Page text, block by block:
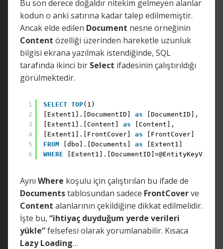
Bu son derece doğaldır nitekim gelmeyen alanlar
kodun o anki satırına kadar talep edilmemiştir.
Ancak elde edilen Document nesne örneğinin
Content özelliği üzerinden hareketle uzunluk
bilgisi ekrana yazılmak istendiğinde, SQL
tarafında ikinci bir Select ifadesinin çalıştırıldığı
görülmektedir.
1
2
3
4
5
6
SELECT TOP(1)
[Extent1].[DocumentID] as
[DocumentID],
[Extent1].[Content] as
[Content],
[Extent1].[FrontCover] as
[FrontCover]
FROM
[dbo].[Documents] as
[Extent1]
WHERE
[Extent1].[DocumentID]=@EntityKeyValue1
Aynı Where koşulu için çalıştırılan bu ifade de
Documentstablosundan sadece FrontCoverve
Content alanlarının çekildiğine dikkat edilmelidir.
İşte bu, “ihtiyaç duyduğum yerde verileri
yükle”felsefesi olarak yorumlanabilir. Kısaca
Lazy Loading…